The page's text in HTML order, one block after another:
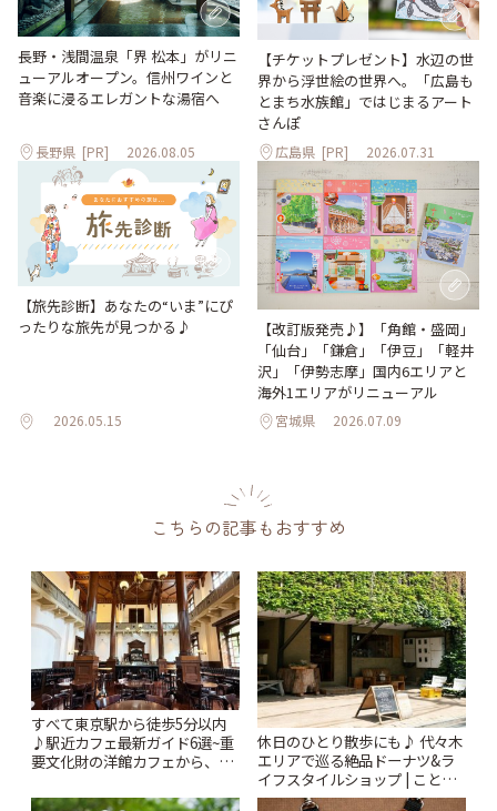
長野・浅間温泉「界 松本」がリニ
ューアルオープン。信州ワインと
音楽に浸るエレガントな湯宿へ
長野県 [PR] 2026.08.05
【チケットプレゼント】水辺の世
界から浮世絵の世界へ。「広島も
とまち水族館」ではじまるアート
さんぽ
広島県 [PR] 2026.07.31
【旅先診断】あなたの“いま”にぴ
ったりな旅先が見つかる♪
2026.05.15
【改訂版発売♪】「角館・盛岡」
「仙台」「鎌倉」「伊豆」「軽井
沢」「伊勢志摩」国内6エリアと
海外1エリアがリニューアル
宮城県 2026.07.09
こちらの記事もおすすめ
すべて東京駅から徒歩5分以内
♪駅近カフェ最新ガイド6選~重
要文化財の洋館カフェから、改
りっぷ
休日のひとり散歩にも♪ 代々木
エリアで巡る絶品ドーナツ&ラ
イフスタイルショップ | ことり
っぷ